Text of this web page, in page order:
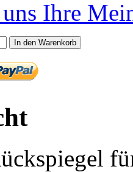
Ihre
In den Warenkorb